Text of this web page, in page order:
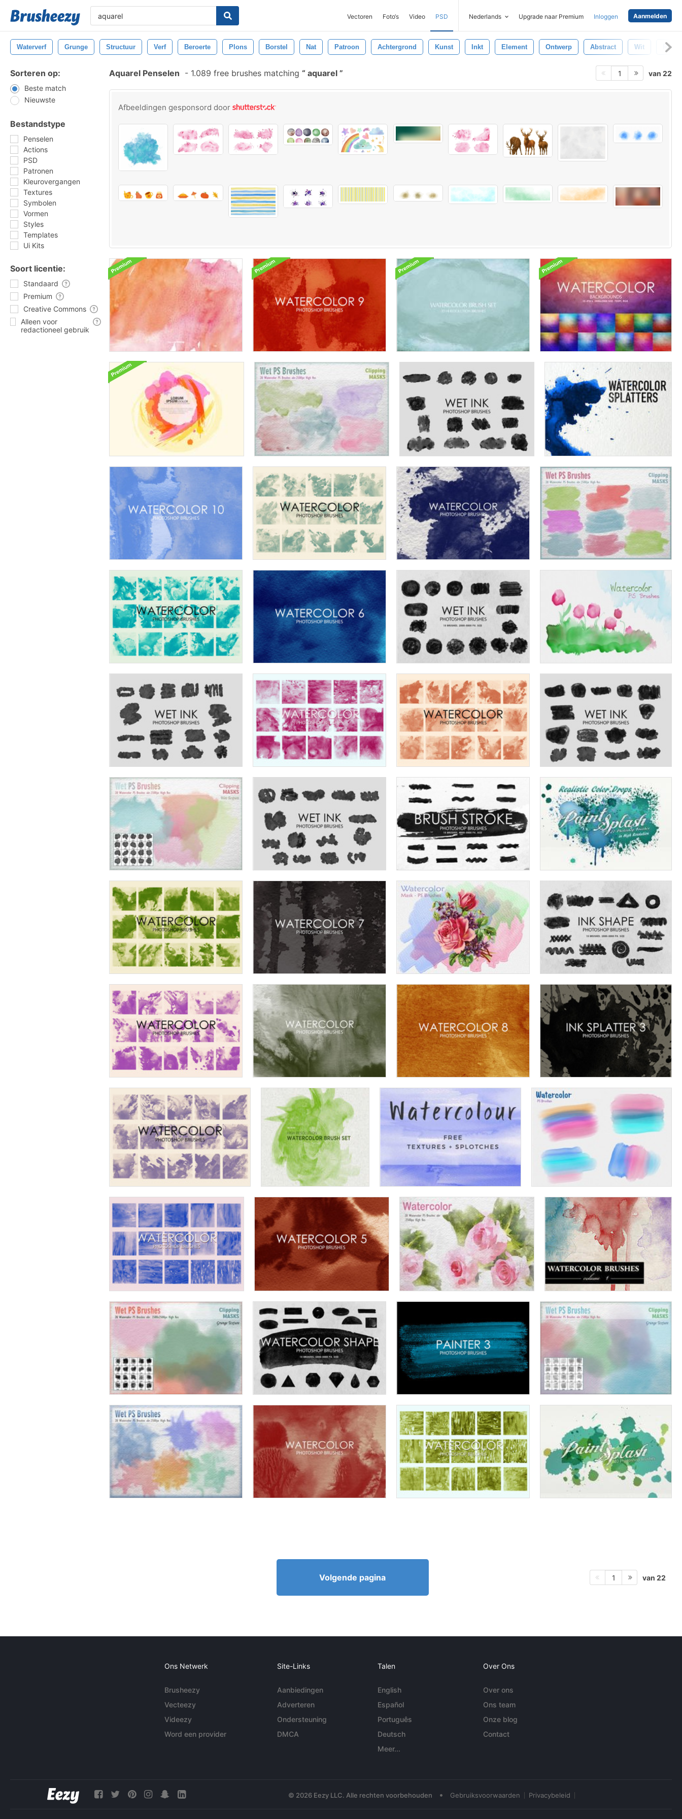
Vectoren Foto‘s Video PSD Nederlands Upgrade naar Premium Inloggen Aanmelden
Waterverf Grunge Structuur Verf Beroerte Plons Borstel Nat Patroon Achtergrond Kunst Inkt Element Ontwerp Abstract Wit Ruw
Sorteren op:
Beste match
Nieuwste
Bestandstype
Penselen
Actions
PSD
Patronen
Kleurovergangen
Textures
Symbolen
Vormen
Styles
Templates
Ui Kits
Soort licentie:
Standaard
Premium
Creative Commons
Alleen voor
redactioneel gebruik
Aquarel Penselen - 1.089 free brushes matching aquarel 1 van 22
Afbeeldingen gesponsord door
Volgende pagina 1 van 22
Ons Netwerk
Brusheezy
Vecteezy
Videezy
Word een provider
Site-Links
Aanbiedingen
Adverteren
Ondersteuning
DMCA
Talen
English
Español
Português
Deutsch
Meer...
Over Ons
Over ons
Ons team
Onze blog
Contact
© 2026 Eezy LLC. Alle rechten voorbehouden • Gebruiksvoorwaarden Privacybeleid